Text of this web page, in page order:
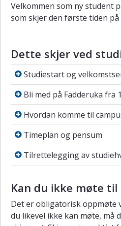
Velkommen som ny student
som skjer den første tiden på
Dette skjer ved
Studiestart og
Studiestart og
Bli med på Fadderuka
Bli med på Fadderuka fra
Hvordan komme til
Hvordan komme til
Timeplan og pensum
Timeplan og pensum
Tilrettelegging av
Tilrettelegging av
Kan du ikke møte
Det er obligatorisk oppmøte
du likevel ikke kan møte, må